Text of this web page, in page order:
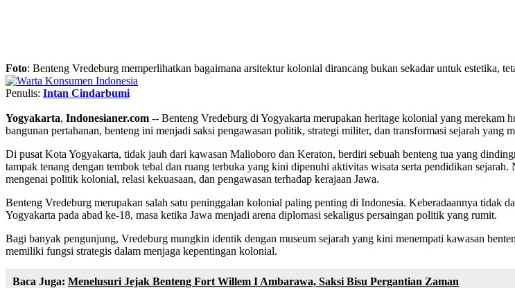
Foto: Benteng Vredeburg memperlihatkan bagaimana arsitektur kolonial dirancang bukan sekadar untuk estetika,
Penulis: Intan Cindarbumi
Yogyakarta, Indonesianer.com -- Benteng Vredeburg di Yogyakarta merupakan heritage kolonial yang merekam
bangunan pertahanan, benteng ini menjadi saksi pengawasan politik, strategi militer, dan transformasi sejarah yang
Di pusat Kota Yogyakarta, tidak jauh dari kawasan Malioboro dan Keraton, berdiri sebuah benteng tua yang
tampak tenang dengan tembok tebal dan ruang terbuka yang kini dipenuhi aktivitas wisata serta pendidikan
mengenai politik kolonial, relasi kekuasaan, dan pengawasan terhadap kerajaan Jawa.
Benteng Vredeburg merupakan salah satu peninggalan kolonial paling penting di Indonesia. Keberadaannya tidak
Yogyakarta pada abad ke-18, masa ketika Jawa menjadi arena diplomasi sekaligus persaingan politik yang rumit.
Bagi banyak pengunjung, Vredeburg mungkin identik dengan museum sejarah yang kini menempati kawasan
memiliki fungsi strategis dalam menjaga kepentingan kolonial.
Baca Juga: Menelusuri Jejak Benteng Fort Willem I Ambarawa, Saksi Bisu Pergantian Zaman